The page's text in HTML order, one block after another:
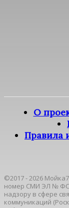
О
Правила
©2017 - 2026
номер СМИ ЭЛ № ФС
надзору в сфере
коммуникаций